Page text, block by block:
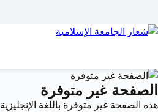
الصفحة غير متوفرة
هذه الصفحة غير متوفرة باللغة الإنجليزية